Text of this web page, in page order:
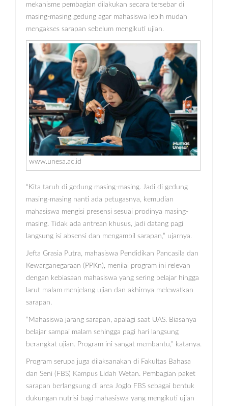
mekanisme pembagian dilakukan secara tersebar di
masing-masing gedung agar mahasiswa lebih mudah
mengakses sarapan sebelum mengikuti ujian.
www.unesa.ac.id
“Kita taruh di gedung masing-masing. Jadi di gedung
masing-masing nanti ada petugasnya, kemudian
mahasiswa mengisi presensi sesuai prodinya masing-
masing. Tidak ada antrean khusus, jadi datang pagi
langsung isi absensi dan mengambil sarapan,” ujarnya.
Jefta Grasia Putra, mahasiswa Pendidikan Pancasila dan
Kewarganegaraan (PPKn), menilai program ini relevan
dengan kebiasaan mahasiswa yang sering belajar hingga
larut malam menjelang ujian dan akhirnya melewatkan
sarapan.
“Mahasiswa jarang sarapan, apalagi saat UAS. Biasanya
belajar sampai malam sehingga pagi hari langsung
berangkat ujian. Program ini sangat membantu,” katanya.
Program serupa juga dilaksanakan di Fakultas Bahasa
dan Seni (FBS) Kampus Lidah Wetan. Pembagian paket
sarapan berlangsung di area Joglo FBS sebagai bentuk
dukungan nutrisi bagi mahasiswa yang mengikuti ujian